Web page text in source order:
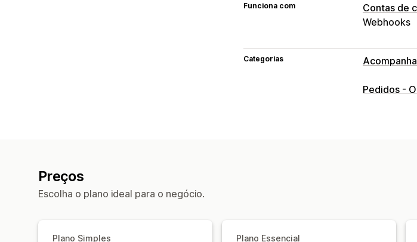
Funciona com Contas de
Webhooks
Categorias
Pedidos -
Preços
Escolha o plano ideal para o negócio.
Plano Simples Plano Essencial